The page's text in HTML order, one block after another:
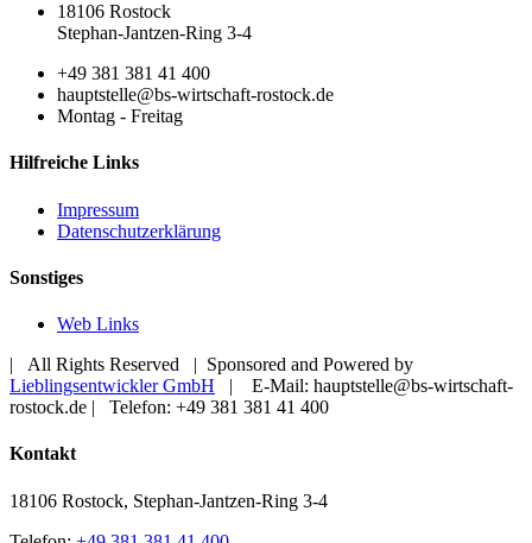
18106 Rostock
Stephan-Jantzen-Ring 3-4
+49 381 381 41 400
hauptstelle@bs-wirtschaft-rostock.de
Montag - Freitag
Hilfreiche Links
Impressum
Datenschutzerklärung
Sonstiges
Web Links
| All Rights Reserved | Sponsored and Powered by
Lieblingsentwickler GmbH | E-Mail: hauptstelle@bs-wirtschaft-
rostock.de | Telefon: +49 381 381 41 400
Toggle
Bar
Kontakt
18106 Rostock, Stephan-Jantzen-Ring 3-4